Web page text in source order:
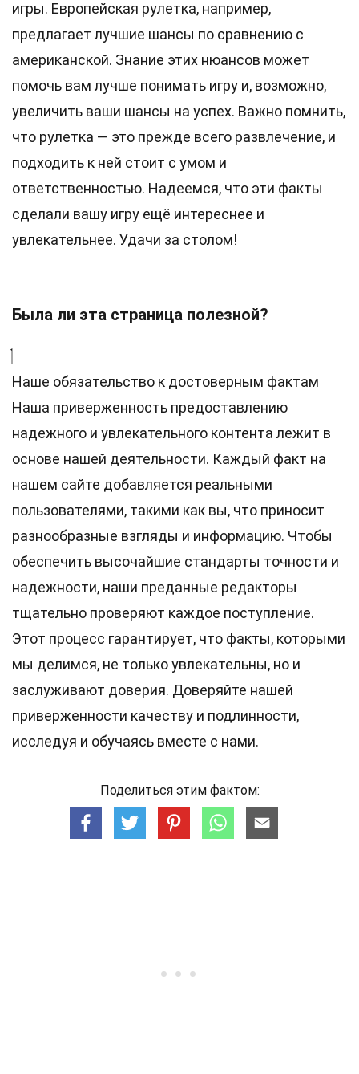
игры. Европейская рулетка, например,
предлагает лучшие шансы по сравнению с
американской. Знание этих нюансов может
помочь вам лучше понимать игру и, возможно,
увеличить ваши шансы на успех. Важно помнить,
что рулетка — это прежде всего развлечение, и
подходить к ней стоит с умом и
ответственностью. Надеемся, что эти факты
сделали вашу игру ещё интереснее и
увлекательнее. Удачи за столом!
Была ли эта страница полезной?
Наше обязательство к достоверным фактам
Наша приверженность предоставлению
надежного и увлекательного контента лежит в
основе нашей деятельности. Каждый факт на
нашем сайте добавляется реальными
пользователями, такими как вы, что приносит
разнообразные взгляды и информацию. Чтобы
обеспечить высочайшие стандарты точности и
надежности, наши преданные редакторы
тщательно проверяют каждое поступление.
Этот процесс гарантирует, что факты, которыми
мы делимся, не только увлекательны, но и
заслуживают доверия. Доверяйте нашей
приверженности качеству и подлинности,
исследуя и обучаясь вместе с нами.
Поделиться этим фактом: